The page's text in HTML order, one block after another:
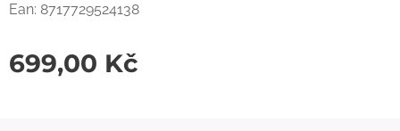
Ean: 8717729524138
699,00 Kč